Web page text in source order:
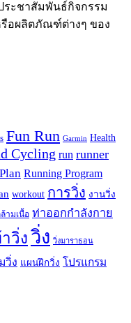
ระชาสัมพันธ์กิจกรรม
รือผลิตภัณฑ์ต่างๆ ของ
Fun Run Garmin Health
Cycling run runner
Running Program
workout การวิ่ง งานวิ่ง
ามเนื้อ ท่าออกกำลังกาย
วิ่ง วิ่ง วิ่งมาราธอน
วิ่ง แผนฝึกวิ่ง โปรแกรม